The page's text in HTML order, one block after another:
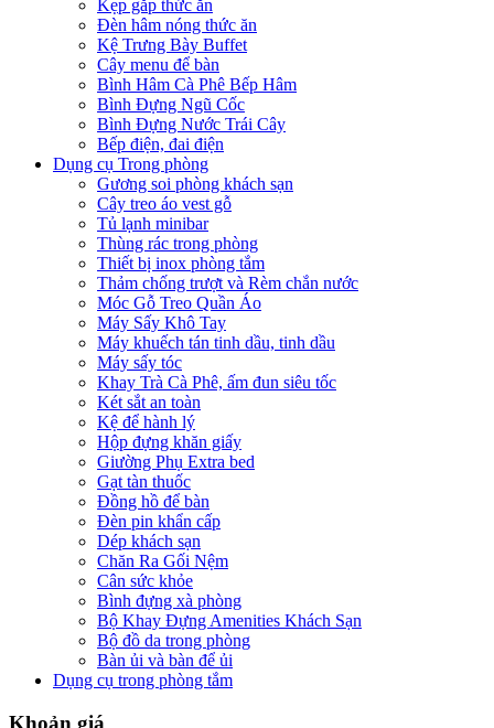
Kẹp gắp thức ăn
Đèn hâm nóng thức ăn
Kệ Trưng Bày Buffet
Cây menu để bàn
Bình Hâm Cà Phê Bếp Hâm
Bình Đựng Ngũ Cốc
Bình Đựng Nước Trái Cây
Bếp điện, đai điện
Dụng cụ Trong phòng
Gương soi phòng khách sạn
Cây treo áo vest gỗ
Tủ lạnh minibar
Thùng rác trong phòng
Thiết bị inox phòng tắm
Thảm chống trượt và Rèm chắn nước
Móc Gỗ Treo Quần Áo
Máy Sấy Khô Tay
Máy khuếch tán tinh dầu, tinh dầu
Máy sấy tóc
Khay Trà Cà Phê, ấm đun siêu tốc
Két sắt an toàn
Kệ để hành lý
Hộp đựng khăn giấy
Giường Phụ Extra bed
Gạt tàn thuốc
Đồng hồ để bàn
Đèn pin khẩn cấp
Dép khách sạn
Chăn Ra Gối Nệm
Cân sức khỏe
Bình đựng xà phòng
Bộ Khay Đựng Amenities Khách Sạn
Bộ đồ da trong phòng
Bàn ủi và bàn để ủi
Dụng cụ trong phòng tắm
Khoản giá